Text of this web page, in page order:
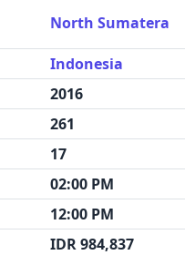
North Sumatera
Indonesia
2016
261
17
02:00 PM
12:00 PM
IDR 984,837